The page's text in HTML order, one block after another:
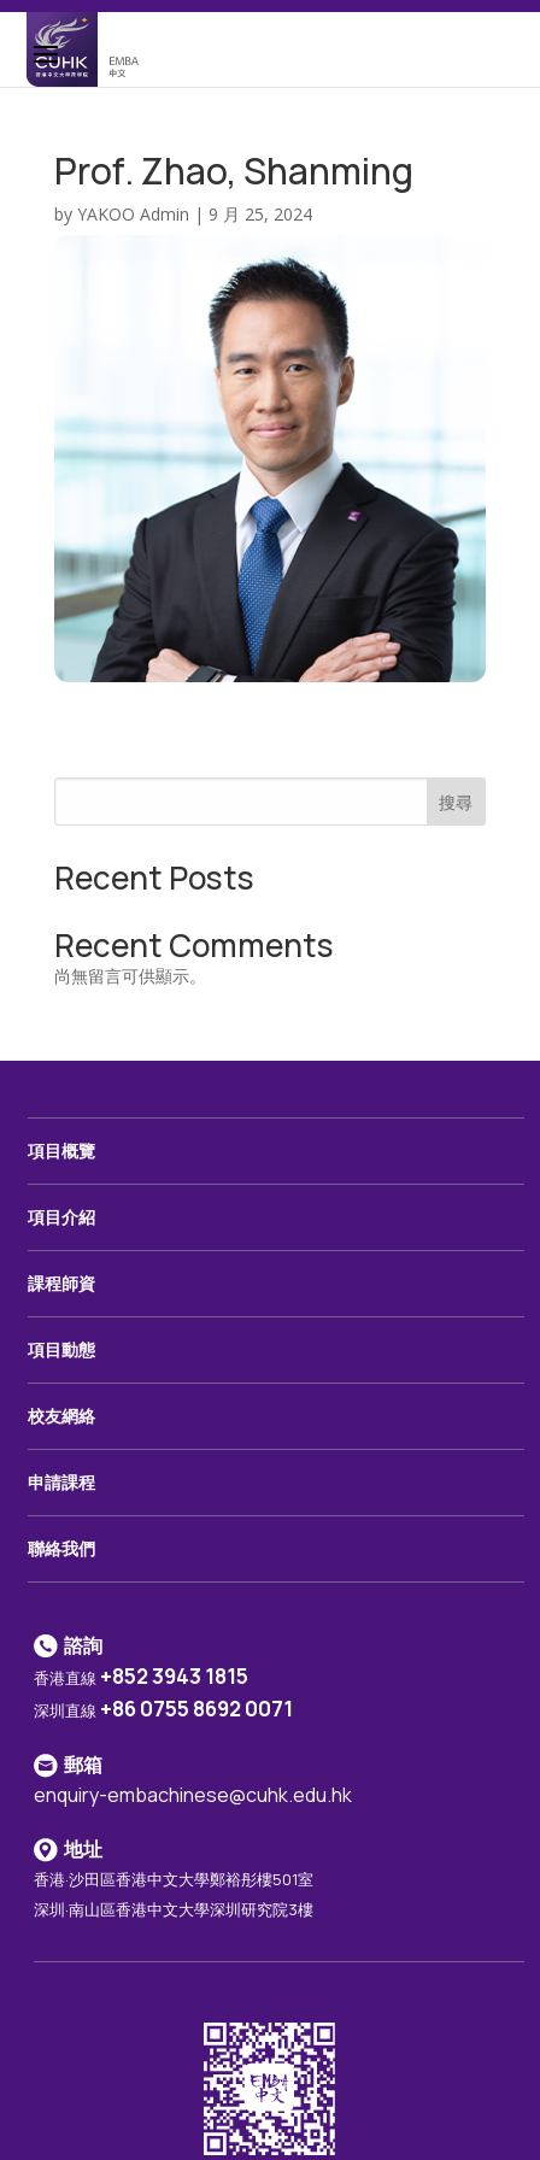
Prof. Zhao, Shanming
by YAKOO Admin | 9 月 25, 2024
搜尋
Recent Posts
Recent Comments
尚無留言可供顯示。
項目概覽
項目介紹
課程師資
項目動態
校友網絡
申請課程
聯絡我們
諮詢
香港直線 +852 3943 1815
深圳直線 +86 0755 8692 0071
郵箱
enquiry-embachinese@cuhk.edu.hk
地址
香港·沙田區香港中文大學鄭裕彤樓501室
深圳·南山區香港中文大學深圳研究院3樓